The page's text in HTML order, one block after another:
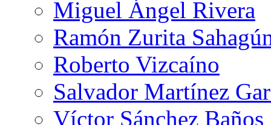
Miguel Ángel Rivera
Ramón Zurita
Roberto Vizcaíno
Salvador Martínez
Víctor Sánchez Baños